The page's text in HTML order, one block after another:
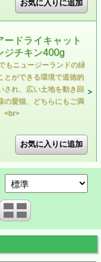
ドライキャット
チキン400g
もニュージーランドの緑
とができる環境で道徳的
され、広い土地を動き回
の愛猫、どちらにもご満
<br>